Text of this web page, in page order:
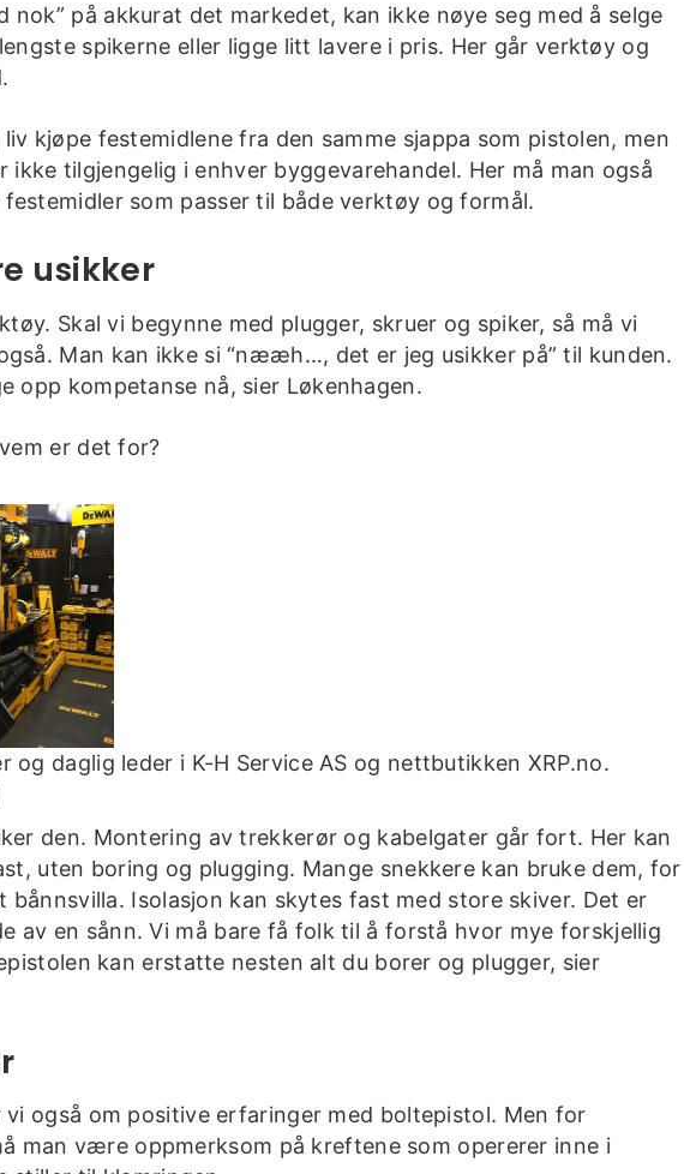
nok” på akkurat det markedet, kan ikke nøye seg med å selge
spikerne eller ligge litt lavere i pris. Her går verktøy og
kjøpe festemidlene fra den samme sjappa som pistolen, men
ikke tilgjengelig i enhver byggevarehandel. Her må man også
som passer til både verktøy og formål.
usikker
Skal vi begynne med plugger, skruer og spiker, så må vi
Man kan ikke si “nææh…, det er jeg usikker på” til kunden.
opp kompetanse nå, sier Løkenhagen.
er det for?
og daglig leder i K-H Service AS og nettbutikken XRP.no.
den. Montering av trekkerør og kabelgater går fort. Her kan
uten boring og plugging. Mange snekkere kan bruke dem, for
bånnsvilla. Isolasjon kan skytes fast med store skiver. Det er
av en sånn. Vi må bare få folk til å forstå hvor mye forskjellig
kan erstatte nesten alt du borer og plugger, sier
også om positive erfaringer med boltepistol. Men for
man være oppmerksom på kreftene som opererer inne i